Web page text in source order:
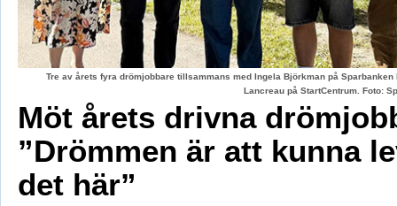
Tre av årets fyra drömjobbare tillsammans med Ingela Björkman på
Lancreau på StartCentrum. Foto:
Möt årets drivna
”Drömmen är att kunna
det här”